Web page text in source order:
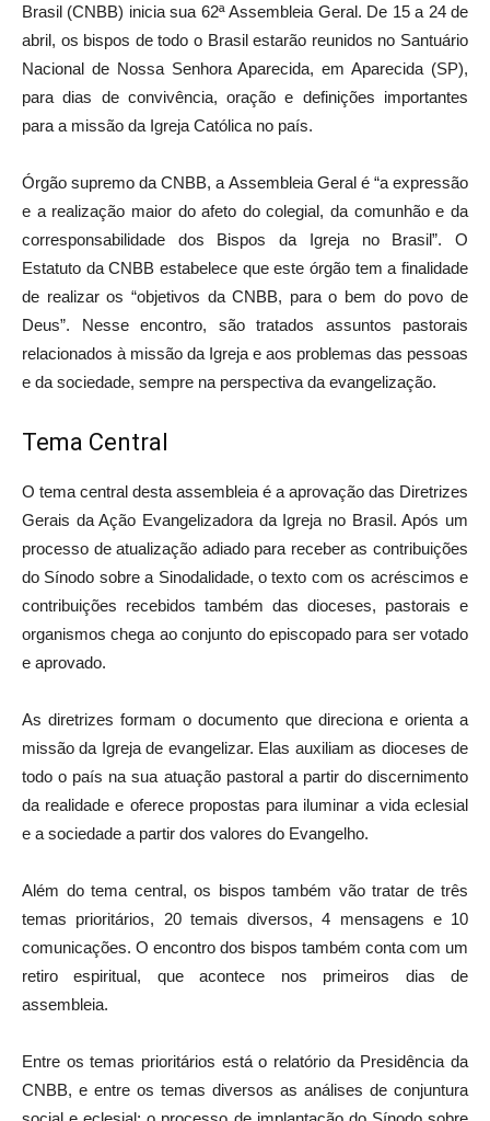
Brasil (CNBB) inicia sua 62ª Assembleia Geral. De 15 a 24 de
abril, os bispos de todo o Brasil estarão reunidos no Santuário
Nacional de Nossa Senhora Aparecida, em Aparecida (SP),
para dias de convivência, oração e definições importantes
para a missão da Igreja Católica no país.
Órgão supremo da CNBB, a Assembleia Geral é “a expressão
e a realização maior do afeto do colegial, da comunhão e da
corresponsabilidade dos Bispos da Igreja no Brasil”. O
Estatuto da CNBB estabelece que este órgão tem a finalidade
de realizar os “objetivos da CNBB, para o bem do povo de
Deus”. Nesse encontro, são tratados assuntos pastorais
relacionados à missão da Igreja e aos problemas das pessoas
e da sociedade, sempre na perspectiva da evangelização.
Tema Central
O tema central desta assembleia é a aprovação das Diretrizes
Gerais da Ação Evangelizadora da Igreja no Brasil. Após um
processo de atualização adiado para receber as contribuições
do Sínodo sobre a Sinodalidade, o texto com os acréscimos e
contribuições recebidos também das dioceses, pastorais e
organismos chega ao conjunto do episcopado para ser votado
e aprovado.
As diretrizes formam o documento que direciona e orienta a
missão da Igreja de evangelizar. Elas auxiliam as dioceses de
todo o país na sua atuação pastoral a partir do discernimento
da realidade e oferece propostas para iluminar a vida eclesial
e a sociedade a partir dos valores do Evangelho.
Além do tema central, os bispos também vão tratar de três
temas prioritários, 20 temais diversos, 4 mensagens e 10
comunicações. O encontro dos bispos também conta com um
retiro espiritual, que acontece nos primeiros dias de
assembleia.
Entre os temas prioritários está o relatório da Presidência da
CNBB, e entre os temas diversos as análises de conjuntura